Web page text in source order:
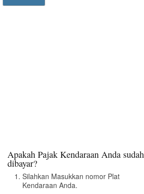
Apakah Pajak Kendaraan Anda sudah
dibayar?
Silahkan Masukkan nomor Plat
Kendaraan Anda.